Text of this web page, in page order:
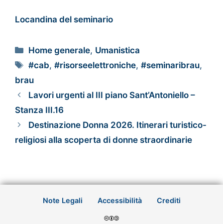
Locandina del seminario
Home generale, Umanistica
#cab,#risorseelettroniche,#seminaribrau,
brau
Lavori urgenti al III piano Sant’Antoniello –
Stanza III.16
Destinazione Donna 2026. Itinerari turistico-
religiosi alla scoperta di donne straordinarie
Note Legali Accessibilità Crediti